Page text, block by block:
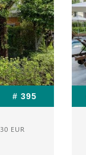
# 395
EUR